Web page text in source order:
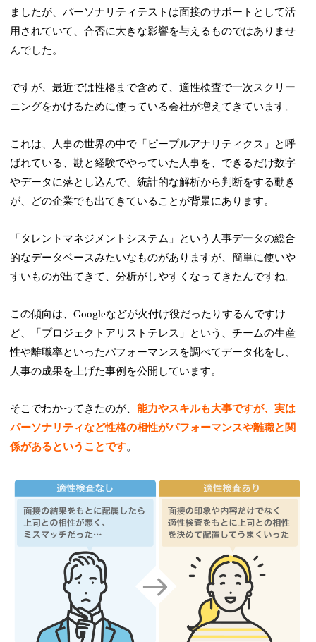
ましたが、パーソナリティテストは面接のサポートとして活
用されていて、合否に大きな影響を与えるものではありませ
んでした。
ですが、最近では性格まで含めて、適性検査で一次スクリー
ニングをかけるために使っている会社が増えてきています。
これは、人事の世界の中で「ピープルアナリティクス」と呼
ばれている、勘と経験でやっていた人事を、できるだけ数字
やデータに落とし込んで、統計的な解析から判断をする動き
が、どの企業でも出てきていることが背景にあります。
「タレントマネジメントシステム」という人事データの総合
的なデータベースみたいなものがありますが、簡単に使いや
すいものが出てきて、分析がしやすくなってきたんですね。
この傾向は、Googleなどが火付け役だったりするんですけ
ど、「プロジェクトアリストテレス」という、チームの生産
性や離職率といったパフォーマンスを調べてデータ化をし、
人事の成果を上げた事例を公開しています。
そこでわかってきたのが、能力やスキルも大事ですが、実は
パーソナリティなど性格の相性がパフォーマンスや離職と関
係があるということです。